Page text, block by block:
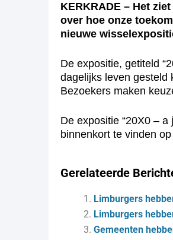
KERKRADE – Het
over hoe onze
nieuwe
De expositie, getiteld
dagelijks leven gesteld
Bezoekers maken
De expositie “20X0 –
binnenkort te vinden op
Gerelateerde
Limburgers
Limburgers
Gemeenten